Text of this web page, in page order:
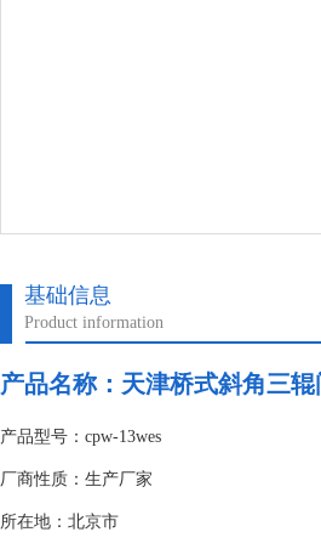
基础信息
Product information
产品名称： 天津桥式斜角三辊
产品型号：cpw-13wes
厂商性质：生产厂家
所在地：北京市